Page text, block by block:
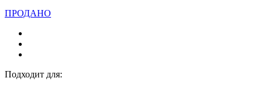
ПРОДАНО
Подходит для: